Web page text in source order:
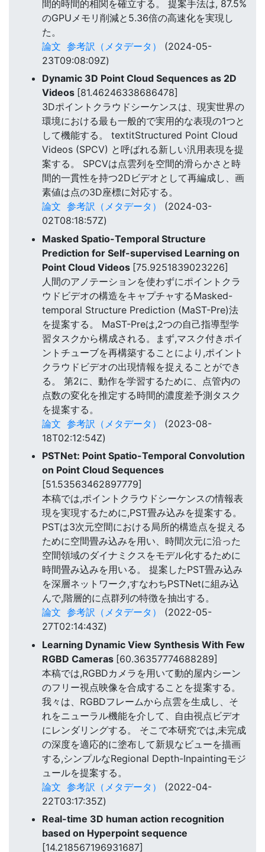
間的時間的相関を確立する。 提案手法は, 87.5%
のGPUメモリ削減と5.36倍の高速化を実現し
た。
論文 参考訳（メタデータ）
(2024-05-
23T09:08:09Z)
Dynamic 3D Point Cloud Sequences as 2D
Videos [81.46246338686478]
3Dポイントクラウドシーケンスは、現実世界の
環境における最も一般的で実用的な表現の1つと
して機能する。 textitStructured Point Cloud
Videos (SPCV) と呼ばれる新しい汎用表現を提
案する。 SPCVは点雲列を空間的滑らかさと時
間的一貫性を持つ2Dビデオとして再編成し、画
素値は点の3D座標に対応する。
論文 参考訳（メタデータ）
(2024-03-
02T08:18:57Z)
Masked Spatio-Temporal Structure
Prediction for Self-supervised Learning on
Point Cloud Videos [75.9251839023226]
人間のアノテーションを使わずにポイントクラ
ウドビデオの構造をキャプチャするMasked-
temporal Structure Prediction (MaST-Pre)法
を提案する。 MaST-Preは,2つの自己指導型学
習タスクから構成される。まず,マスク付きポイ
ントチューブを再構築することにより,ポイント
クラウドビデオの出現情報を捉えることができ
る。 第2に、動作を学習するために、点管内の
点数の変化を推定する時間的濃度差予測タスク
を提案する。
論文 参考訳（メタデータ）
(2023-08-
18T02:12:54Z)
PSTNet: Point Spatio-Temporal Convolution
on Point Cloud Sequences
[51.53563462897779]
本稿では,ポイントクラウドシーケンスの情報表
現を実現するために,PST畳み込みを提案する。
PSTは3次元空間における局所的構造点を捉える
ために空間畳み込みを用い、時間次元に沿った
空間領域のダイナミクスをモデル化するために
時間畳み込みを用いる。 提案したPST畳み込み
を深層ネットワーク,すなわちPSTNetに組み込
んで,階層的に点群列の特徴を抽出する。
論文 参考訳（メタデータ）
(2022-05-
27T02:14:43Z)
Learning Dynamic View Synthesis With Few
RGBD Cameras [60.36357774688289]
本稿では,RGBDカメラを用いて動的屋内シーン
のフリー視点映像を合成することを提案する。
我々は、RGBDフレームから点雲を生成し、そ
れをニューラル機能を介して、自由視点ビデオ
にレンダリングする。 そこで本研究では,未完成
の深度を適応的に塗布して新規なビューを描画
する,シンプルなRegional Depth-Inpaintingモジ
ュールを提案する。
論文 参考訳（メタデータ）
(2022-04-
22T03:17:35Z)
Real-time 3D human action recognition
based on Hyperpoint sequence
[14.218567196931687]